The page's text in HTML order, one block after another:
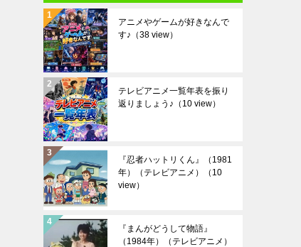
アニメやゲームが好きなんで
す♪ （38 view）
テレビアニメ一覧年表を振り
返りましょう♪ （10 view）
『忍者ハットリくん』（1981
年）（テレビアニメ）
（10
view）
『まんがどうして物語』
（1984年）（テレビアニメ）